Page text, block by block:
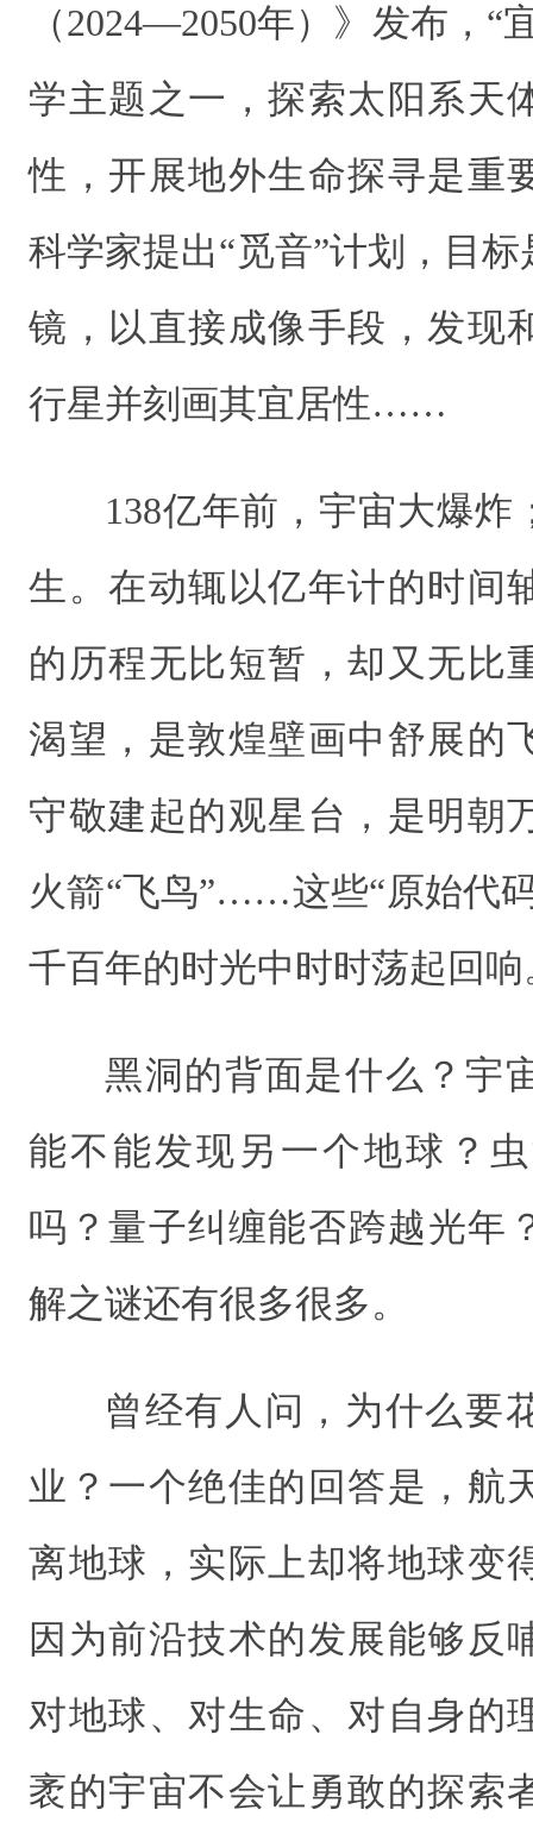
（2024—2050年）》发布，“
学主题之一，探索太阳系天
性，开展地外生命探寻是重
科学家提出“觅音”计划，目
镜，以直接成像手段，发现
行星并刻画其宜居性……
138亿年前，宇宙大爆炸
生。在动辄以亿年计的时间
的历程无比短暂，却又无比
渴望，是敦煌壁画中舒展的
守敬建起的观星台，是明朝
火箭“飞鸟”……这些“原始代
千百年的时光中时时荡起回响
黑洞的背面是什么？宇
能不能发现另一个地球？
吗？量子纠缠能否跨越光
解之谜还有很多很多。
曾经有人问，为什么要
业？一个绝佳的回答是，航
离地球，实际上却将地球变
因为前沿技术的发展能够反
对地球、对生命、对自身的
袤的宇宙不会让勇敢的探索